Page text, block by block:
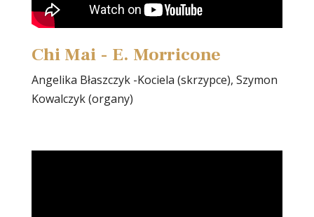
Chi Mai - E. Morricone
Angelika Błaszczyk -Kociela (skrzypce), Szymon
Kowalczyk (organy)